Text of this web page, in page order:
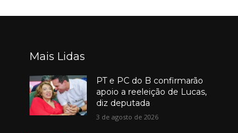
Mais Lidas
PT e PC do B confirmarão
apoio a reeleição de Lucas,
diz deputada
3 de agosto de 2026